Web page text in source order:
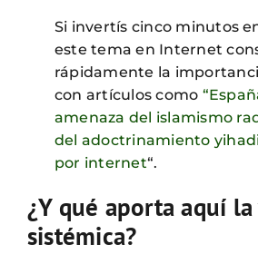
Si invertís cinco minutos
este tema en Internet
rápidamente la
con artículos como
amenaza del islamismo
del adoctrinamiento
por internet“.
¿Y qué aporta aquí
sistémica?